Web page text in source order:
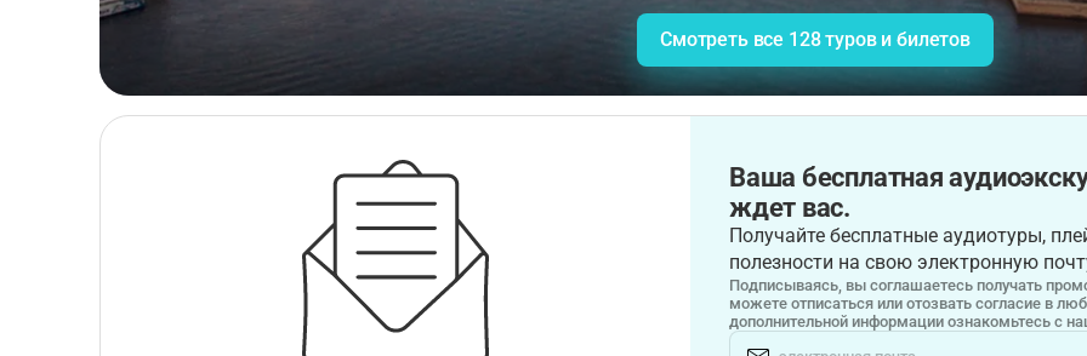
Смотреть все 128 туров и билетов
Ваша бесплатная
ждет вас.
Получайте бесплатные аудиотуры,
полезности на свою электронную
Подписываясь, вы соглашаетесь получать
можете отписаться или отозвать согласие в
дополнительной информации ознакомьтесь с